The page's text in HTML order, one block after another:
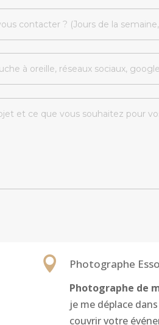
 Photographe
Photographe de
je me déplace
couvrir votre